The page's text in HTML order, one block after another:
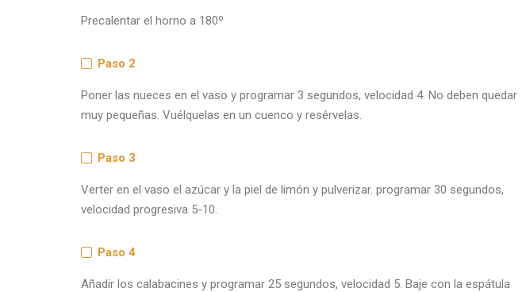
Precalentar el horno a 180º
Paso 2
Poner las nueces en el vaso y programar 3 segundos, velocidad 4. No deben quedar
muy pequeñas. Vuélquelas en un cuenco y resérvelas.
Paso 3
Verter en el vaso el azúcar y la piel de limón y pulverizar. programar 30 segundos,
velocidad progresiva 5-10.
Paso 4
Añadir los calabacines y programar 25 segundos, velocidad 5. Baje con la espátula